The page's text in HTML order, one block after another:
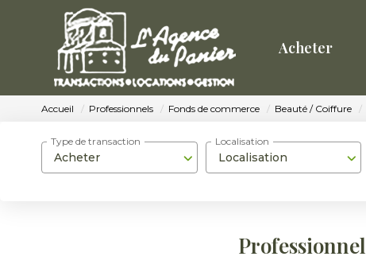
Acheter
Accueil Professionnels Fonds de commerce Beauté / Coiffure
Acheter
Type de transaction
Localisation
Localisation